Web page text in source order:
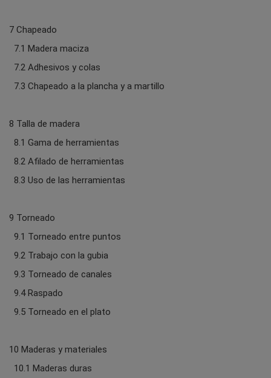
7 Chapeado
7.1 Madera maciza
7.2 Adhesivos y colas
7.3 Chapeado a la plancha y a martillo
8 Talla de madera
8.1 Gama de herramientas
8.2 Afilado de herramientas
8.3 Uso de las herramientas
9 Torneado
9.1 Torneado entre puntos
9.2 Trabajo con la gubia
9.3 Torneado de canales
9.4 Raspado
9.5 Torneado en el plato
10 Maderas y materiales
10.1 Maderas duras